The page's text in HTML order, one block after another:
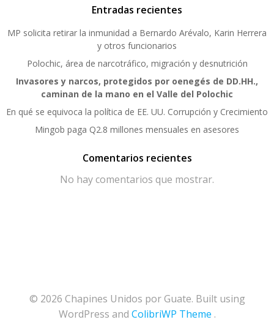
Entradas recientes
MP solicita retirar la inmunidad a Bernardo Arévalo, Karin Herrera
y otros funcionarios
Polochic, área de narcotráfico, migración y desnutrición
Invasores y narcos, protegidos por oenegés de DD.HH.,
caminan de la mano en el Valle del Polochic
En qué se equivoca la política de EE. UU. Corrupción y Crecimiento
Mingob paga Q2.8 millones mensuales en asesores
Comentarios recientes
No hay comentarios que mostrar.
© 2026 Chapines Unidos por Guate. Built using
WordPress and ColibriWP Theme .